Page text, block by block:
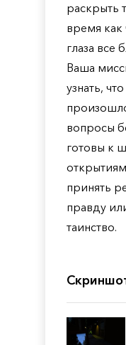
раскрыть
время
глаза все
Ваша
узнать,
вопросы
готовы к
принять
правду
таинство.